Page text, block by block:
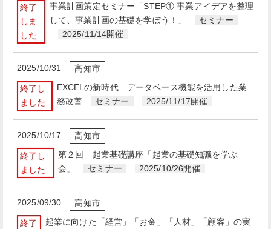
終了
しま
した
事業計画策定セミナー「STEP① 事業アイデアを整理
して、事業計画の基礎を学ぼう！」
セミナー
2025/11/14開催
2025/10/31 高知市
終了し
ました
EXCELの新時代 データベース機能を活用した業
務改善
セミナー 2025/11/17開催
2025/10/17 高知市
終了し
ました
第２回 起業基礎講座「起業の基礎知識を学ぶ
会」
セミナー 2025/10/26開催
2025/09/30 高知市
終了
起業に向けた「経営」「お金」「人材」「顧客」の実